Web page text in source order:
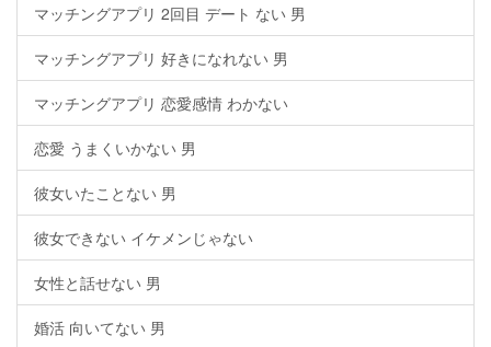
マッチングアプリ 2回目 デート ない 男
マッチングアプリ 好きになれない 男
マッチングアプリ 恋愛感情 わかない
恋愛 うまくいかない 男
彼女いたことない 男
彼女できない イケメンじゃない
女性と話せない 男
婚活 向いてない 男